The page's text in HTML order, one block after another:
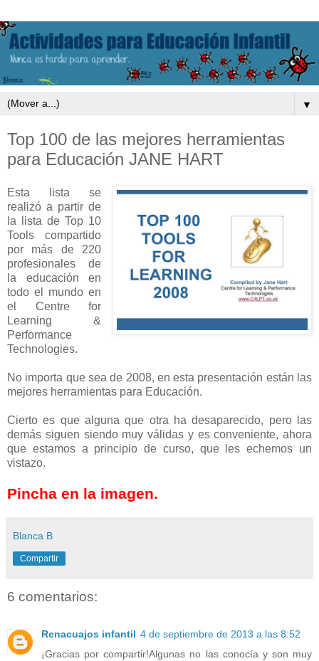
▼
Top 100 de las mejores herramientas
para Educación JANE HART
Esta lista se
realizó a partir de
la lista de Top 10
Tools compartido
por más de 220
profesionales de
la educación en
todo el mundo en
el Centre for
Learning &
Performance
Technologies.
No importa que sea de 2008, en esta presentación están las
mejores herramientas para Educación.
Cierto es que alguna que otra ha desaparecido, pero las
demás siguen siendo muy válidas y es conveniente, ahora
que estamos a principio de curso, que les echemos un
vistazo.
Pincha en la imagen.
Blanca B
Compartir
6 comentarios:
Renacuajos infantil 4 de septiembre de 2013 a las 8:52
¡Gracias por compartir!Algunas no las conocía y son muy